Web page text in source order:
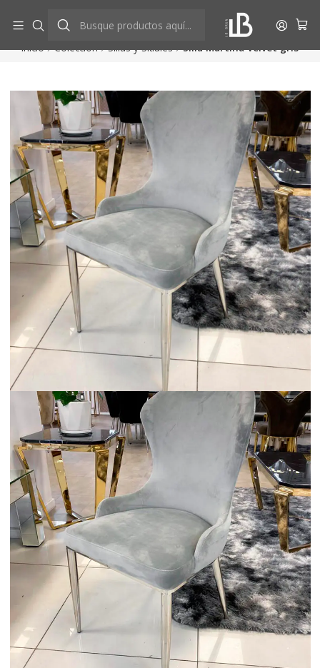
Ver más
Inicio Colección Sillas y Sitiales Silla Martina Velvet gris